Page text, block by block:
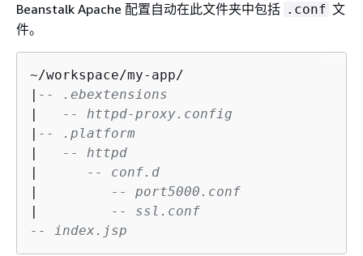
Beanstalk Apache 配置自动在此文件夹中包括 .conf 文
件。
~/workspace/my-app/
| -- .ebextensions
|
-- httpd-proxy.config
| -- .platform
|
-- httpd
|
-- conf.d
|
-- port5000.conf
|
-- ssl.conf
-- index.jsp